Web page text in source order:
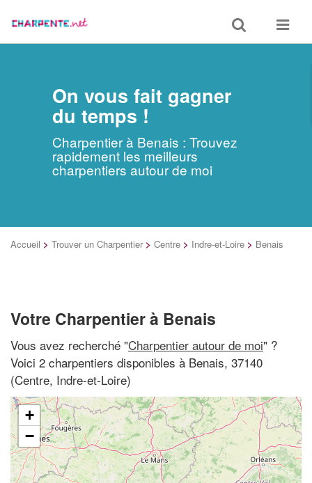
Toggle
search
Toggle
On vous fait gagner
du temps !
Charpentier à Benais : Trouvez
rapidement les meilleurs
charpentiers autour de moi
Accueil > Trouver un Charpentier > Centre > Indre-et-Loire > Benais
Votre Charpentier à Benais
Vous avez recherché "Charpentier autour de moi" ?
Voici 2 charpentiers disponibles à Benais, 37140
(Centre, Indre-et-Loire)
+
−